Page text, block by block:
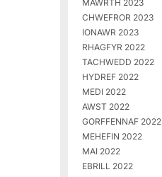
MAWRTH 2023
CHWEFROR 2023
IONAWR 2023
RHAGFYR 2022
TACHWEDD 2022
HYDREF 2022
MEDI 2022
AWST 2022
GORFFENNAF 2022
MEHEFIN 2022
MAI 2022
EBRILL 2022